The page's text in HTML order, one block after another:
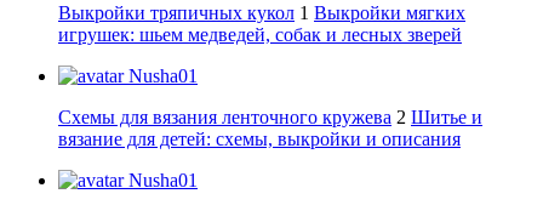
Выкройки тряпичных кукол 1 Выкройки мягких
игрушек: шьем медведей, собак и лесных зверей
Nusha01
Схемы для вязания ленточного кружева 2 Шитье и
вязание для детей: схемы, выкройки и описания
Nusha01